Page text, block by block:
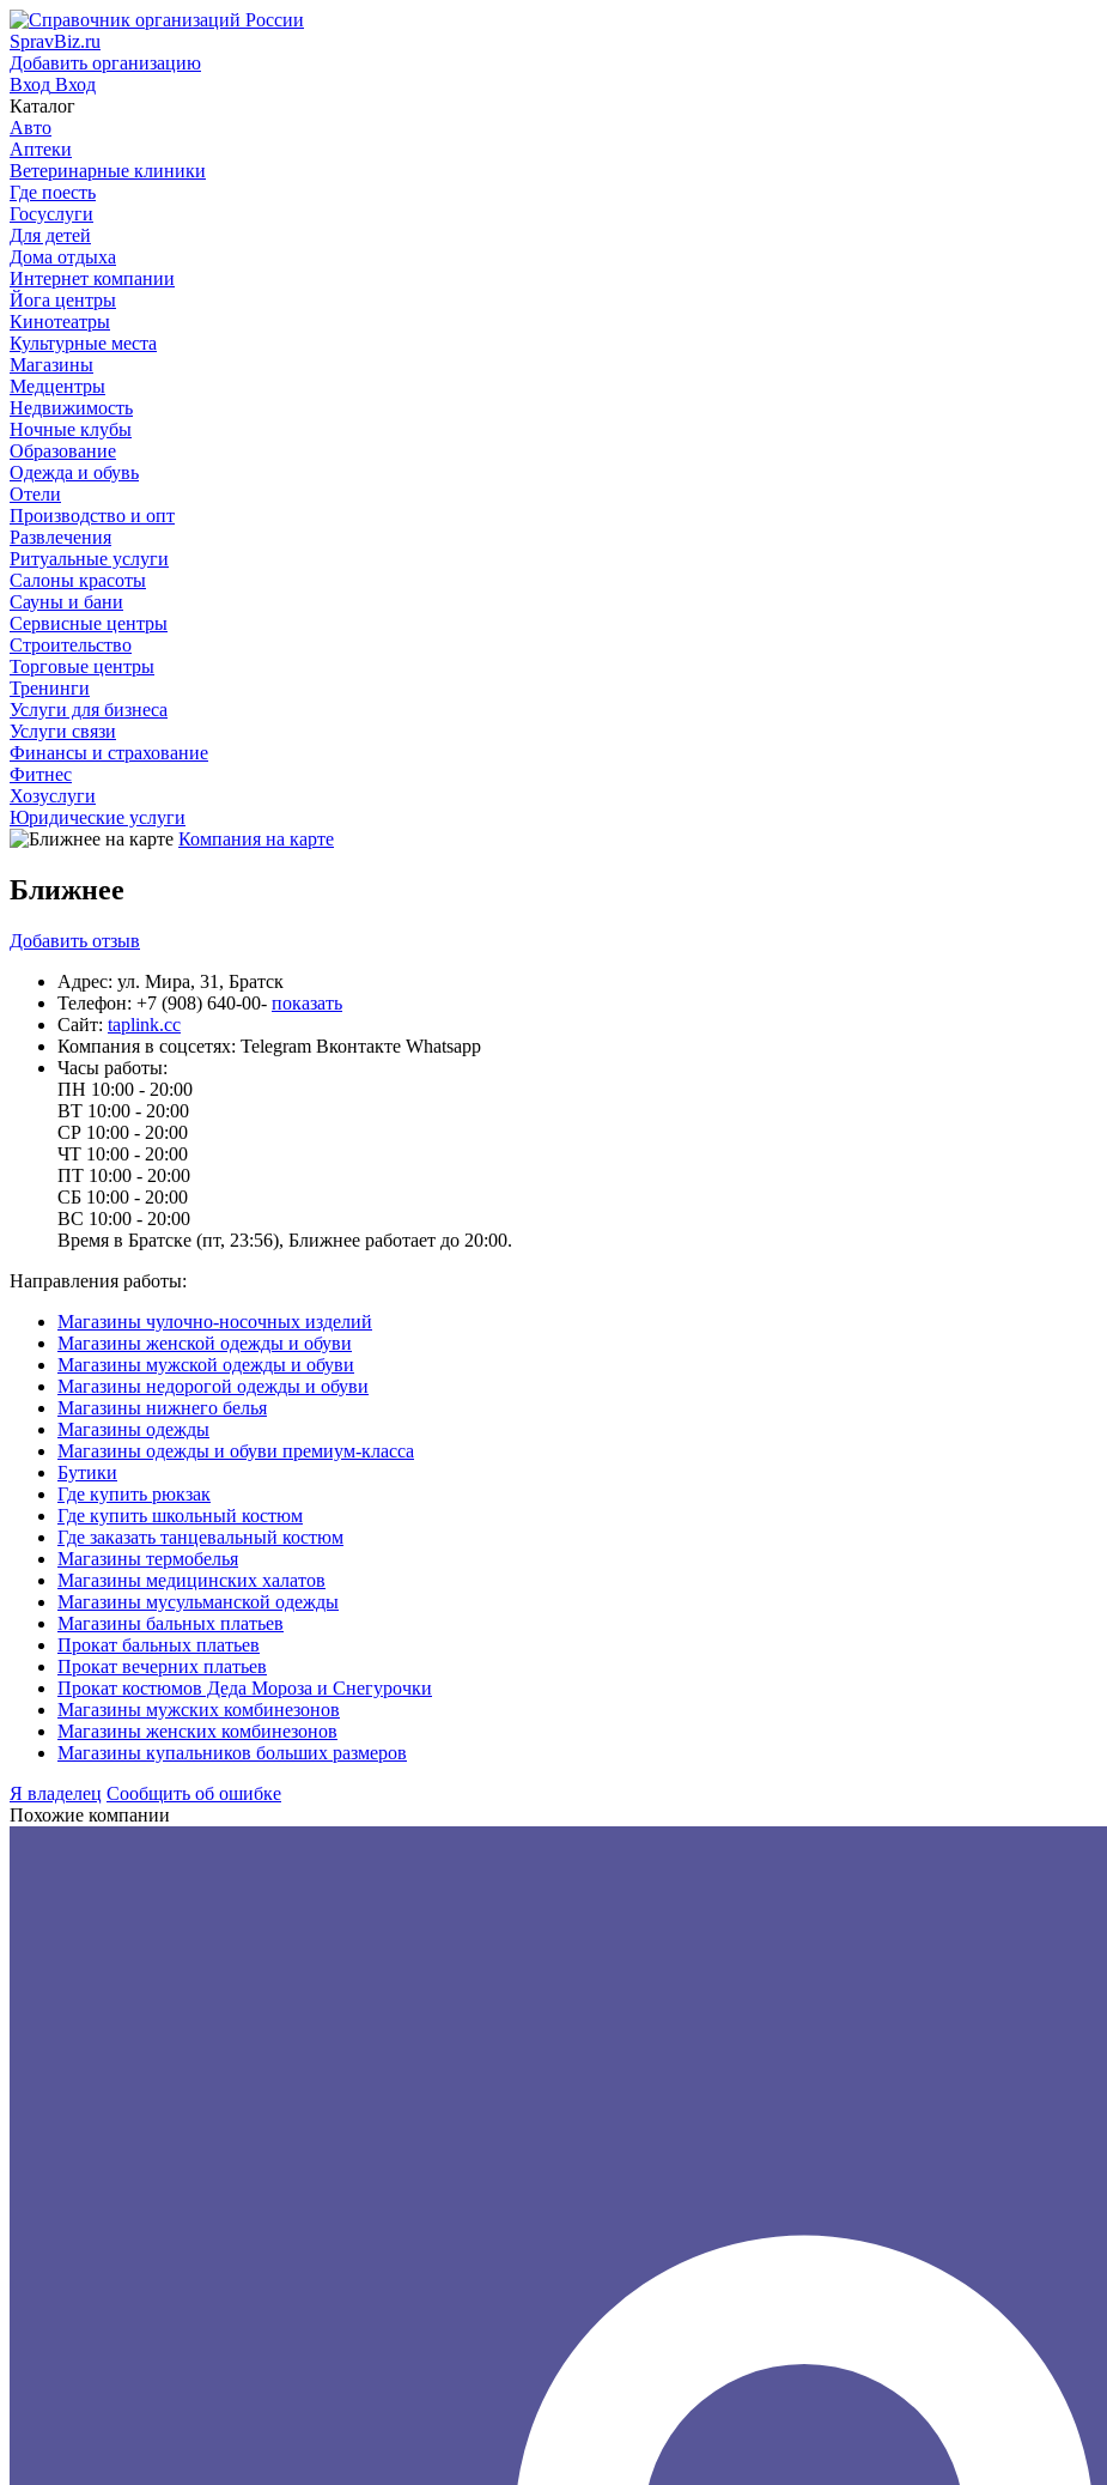
SpravBiz.ru
Добавить организацию
Вход Вход
Каталог
Авто
Аптеки
Ветеринарные клиники
Где поесть
Госуслуги
Для детей
Дома отдыха
Интернет компании
Йога центры
Кинотеатры
Культурные места
Магазины
Медцентры
Недвижимость
Ночные клубы
Образование
Одежда и обувь
Отели
Производство и опт
Развлечения
Ритуальные услуги
Салоны красоты
Сауны и бани
Сервисные центры
Строительство
Торговые центры
Тренинги
Услуги для бизнеса
Услуги связи
Финансы и страхование
Фитнес
Хозуслуги
Юридические услуги
Компания на карте
Ближнее
Добавить отзыв
Адрес: ул. Мира, 31, Братск
Телефон: +7 (908) 640-00- показать
Сайт: taplink.cc
Компания в соцсетях: Telegram Вконтакте Whatsapp
Часы работы:
ПН 10:00 - 20:00
ВТ 10:00 - 20:00
СР 10:00 - 20:00
ЧТ 10:00 - 20:00
ПТ 10:00 - 20:00
СБ 10:00 - 20:00
ВС 10:00 - 20:00
Время в Братске (пт, 23:56), Ближнее работает до 20:00.
Направления работы:
Магазины чулочно-носочных изделий
Магазины женской одежды и обуви
Магазины мужской одежды и обуви
Магазины недорогой одежды и обуви
Магазины нижнего белья
Магазины одежды
Магазины одежды и обуви премиум-класса
Бутики
Где купить рюкзак
Где купить школьный костюм
Где заказать танцевальный костюм
Магазины термобелья
Магазины медицинских халатов
Магазины мусульманской одежды
Магазины бальных платьев
Прокат бальных платьев
Прокат вечерних платьев
Прокат костюмов Деда Мороза и Снегурочки
Магазины мужских комбинезонов
Магазины женских комбинезонов
Магазины купальников больших размеров
Я владелец Сообщить об ошибке
Похожие компании